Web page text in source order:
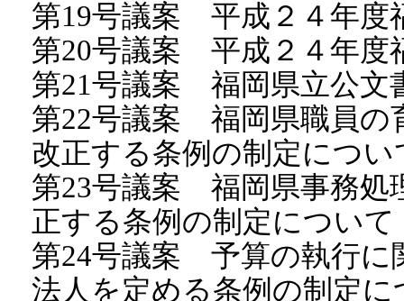
第19号議案 平成２４年度
第20号議案 平成２４年度
第21号議案 福岡県立公文
第22号議案 福岡県職員の
改正する条例の制定につい
第23号議案 福岡県事務処
正する条例の制定について
第24号議案 予算の執行に
法人を定める条例の制定に